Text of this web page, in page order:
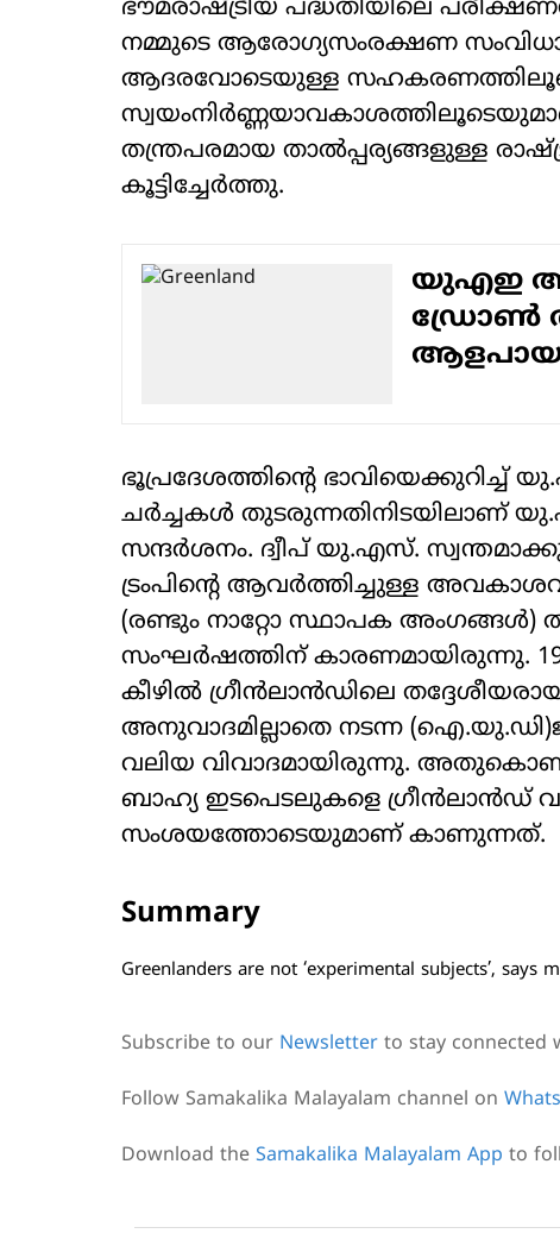
ഭൗമരാഷ്ട്രീയ പദ്ധതിയിലെ
നമ്മുടെ ആരോഗ്യസംരക്ഷണ
ആദരവോടെയുള്ള
തന്ത്രപരമായ താല്‍പ്പര്യങ്ങളുള്ള
കൂട്ടിച്ചേര്‍ത്തു.
യുഎഇ
ഡ്രോണ്‍
ഭൂപ്രദേശത്തിന്റെ
ചര്‍ച്ചകള്‍ തുടരുന്നതിനിടയിലാണ്
സന്ദര്‍ശനം. ദ്വീപ് യു.എസ്.
ട്രംപിന്റെ ആവര്‍ത്തിച്ചുള്ള
(രണ്ടും നാറ്റോ സ്ഥാപക അംഗങ്ങള്‍)
സംഘര്‍ഷത്തിന് കാരണമായിരുന്നു.
കീഴില്‍ ഗ്രീന്‍ലാന്‍ഡിലെ
അനുവാദമില്ലാതെ നടന്ന
വലിയ വിവാദമായിരുന്നു.
ബാഹ്യ ഇടപെടലുകളെ ഗ്രീന്‍ലാന്‍ഡ്
സംശയത്തോടെയുമാണ് കാണുന്നത്.
Summary
Greenlanders are not ‘experimental subjects’, says
Subscribe to our Newsletter to stay connected
Follow Samakalika Malayalam channel on
Download the Samakalika Malayalam App to